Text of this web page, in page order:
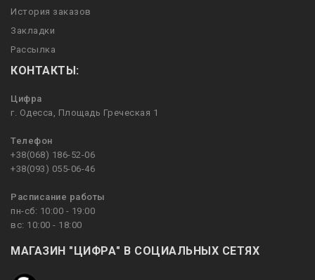
История заказов
Закладки
Рассылка
КОНТАКТЫ:
Цифра
г. Одесса, Площадь Греческая 1
Телефон
+38(068) 186-52-06
+38(093) 055-06-46
Расписание работы
пн-сб: 10:00 - 19:00
вс: 10:00 - 18:00
МАГАЗИН "ЦИФРА" В СОЦИАЛЬНЫХ СЕТЯХ